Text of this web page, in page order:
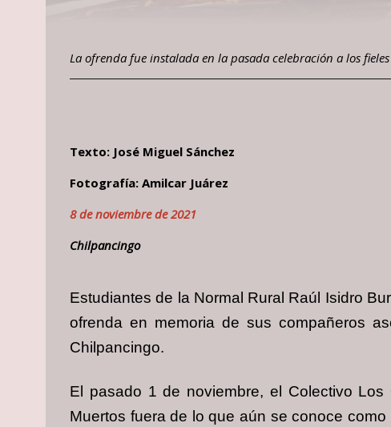
La ofrenda fue instalada en la pasada celebración a los
Texto: José Miguel Sánchez
Fotografía: Amilcar Juárez
8 de noviembre de 2021
Chilpancingo
Estudiantes de la Normal Rural Raúl Isidro
ofrenda en memoria de sus compañeros
Chilpancingo.
El pasado 1 de noviembre, el Colectivo
Muertos fuera de lo que aún se conoce